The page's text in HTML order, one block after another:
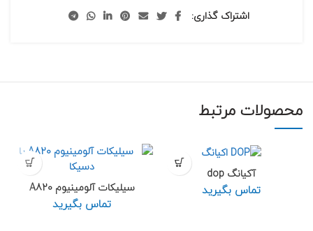
اشتراک گذاری
محصولات مرتبط
آکیانگ dop
تماس بگیرید سیلیکات آلومینیوم A820
تماس بگیرید